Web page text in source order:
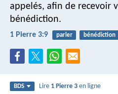
appelés, afin de recevoir
bénédiction.
1 Pierre 3:9 parler bénédiction
BDS Lire 1 Pierre 3 en ligne